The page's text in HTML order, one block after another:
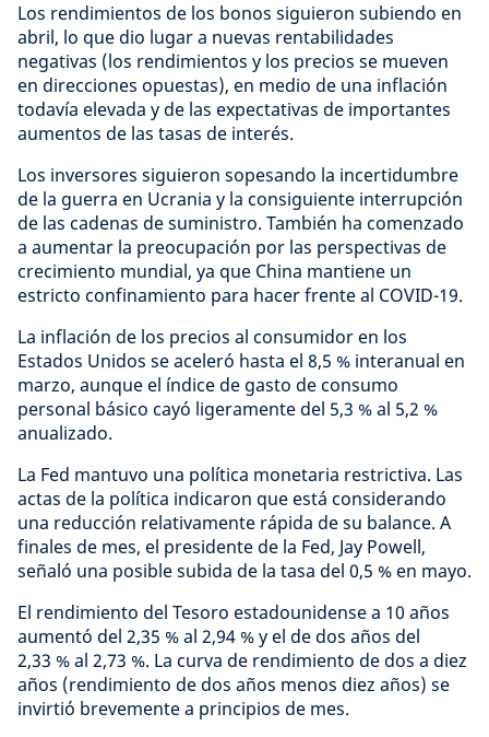
Los rendimientos de los bonos siguieron subiendo en
abril, lo que dio lugar a nuevas rentabilidades
negativas (los rendimientos y los precios se mueven
en direcciones opuestas), en medio de una inflación
todavía elevada y de las expectativas de importantes
aumentos de las tasas de interés.
Los inversores siguieron sopesando la incertidumbre
de la guerra en Ucrania y la consiguiente interrupción
de las cadenas de suministro. También ha comenzado
a aumentar la preocupación por las perspectivas de
crecimiento mundial, ya que China mantiene un
estricto confinamiento para hacer frente al COVID-19.
La inflación de los precios al consumidor en los
Estados Unidos se aceleró hasta el 8,5 % interanual en
marzo, aunque el índice de gasto de consumo
personal básico cayó ligeramente del 5,3 % al 5,2 %
anualizado.
La Fed mantuvo una política monetaria restrictiva. Las
actas de la política indicaron que está considerando
una reducción relativamente rápida de su balance. A
finales de mes, el presidente de la Fed, Jay Powell,
señaló una posible subida de la tasa del 0,5 % en mayo.
El rendimiento del Tesoro estadounidense a 10 años
aumentó del 2,35 % al 2,94 % y el de dos años del
2,33 % al 2,73 %. La curva de rendimiento de dos a diez
años (rendimiento de dos años menos diez años) se
invirtió brevemente a principios de mes.